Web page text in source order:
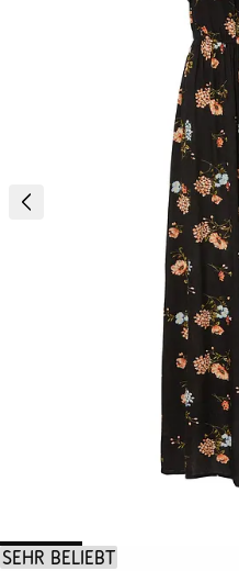
Sehr beliebt